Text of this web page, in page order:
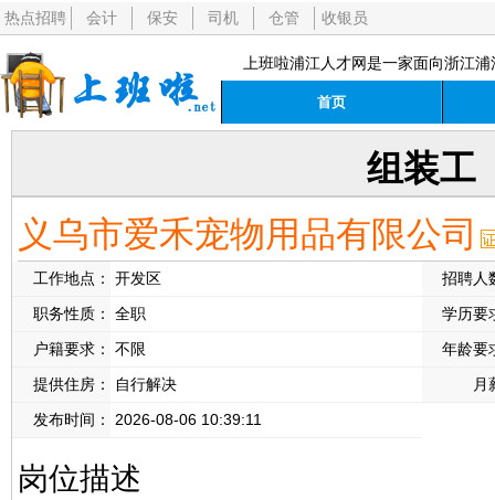
热点招聘 会计 保安 司机 仓管 收银员
上班啦浦江人才网是一家面向浙江
首页
组装工
义乌市爱禾宠物用品有限公司
工作地点： 开发区
招聘人
职务性质：
全职
学历要
户籍要求：
不限
年龄要
提供住房：
自行解决
月
发布时间：
2026-08-06 10:39:11
岗位描述